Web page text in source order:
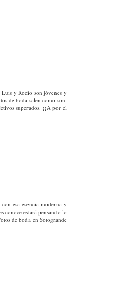
y Rocío son jóvenes y
de boda salen como son:
superados. ¡¡A por el
esa esencia moderna y
conoce estará pensando lo
de boda en Sotogrande